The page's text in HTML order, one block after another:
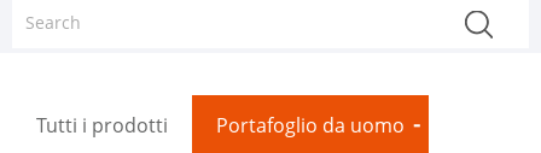
Tutti i prodotti Portafoglio da uomo